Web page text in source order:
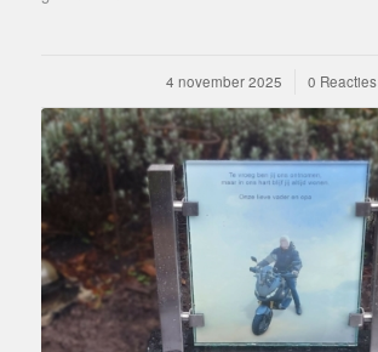
4 november 2025
/ 0 Reacties